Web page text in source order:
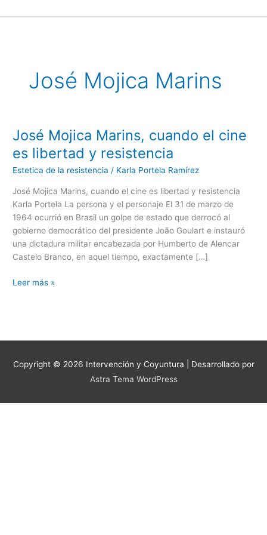
al
José Mojica Marins
José Mojica Marins, cuando el cine
es libertad y resistencia
Estetica de la resistencia / Karla Portela Ramírez
José Mojica Marins, cuando el cine es libertad y resistencia
Karla Portela La persona y el personaje El 31 de marzo de
1964 ocurrió en Brasil un golpe de estado que derrocó al
gobierno democrático del presidente João Goulart e instauró
una dictadura militar encabezada por Humberto de Alencar
Castelo Branco, en aquel tiempo, exactamente […]
José
Mojica
Marins,
cuando
y
Leer más »
Copyright © 2026 Intervención y Coyuntura | Desarrollado por
Astra Tema WordPress